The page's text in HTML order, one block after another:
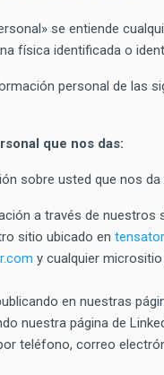
se entiende
física identificada o
personal de las
que nos das:
sobre usted que nos da
a través de nuestros
sitio ubicado en
y cualquier
en nuestras
nuestra página de
teléfono, correo